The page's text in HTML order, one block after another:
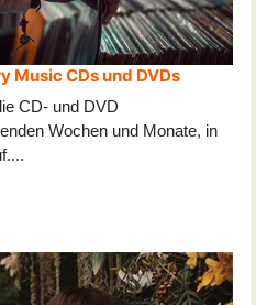
Music CDs und DVDs
CD- und DVD
Wochen und Monate, in
....